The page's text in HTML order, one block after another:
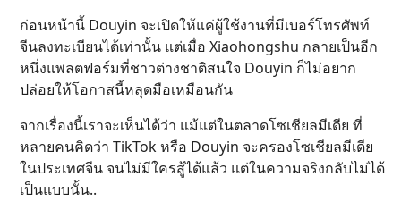
ก่อนหน้านี้ Douyin จะเปิดให้แค่ผู้ใช้งานที่มีเบอร์โทรศัพท์
จีนลงทะเบียนได้เท่านั้น แต่เมื่อ Xiaohongshu กลายเป็นอีก
หนึ่งแพลตฟอร์มที่ชาวต่างชาติสนใจ Douyin ก็ไม่อยาก
ปล่อยให้โอกาสนี้หลุดมือเหมือนกัน
จากเรื่องนี้เราจะเห็นได้ว่า แม้แต่ในตลาดโซเชียลมีเดีย ที่
หลายคนคิดว่า TikTok หรือ Douyin จะครองโซเชียลมีเดีย
ในประเทศจีน จนไม่มีใครสู้ได้แล้ว แต่ในความจริงกลับไม่ได้
เป็นแบบนั้น..